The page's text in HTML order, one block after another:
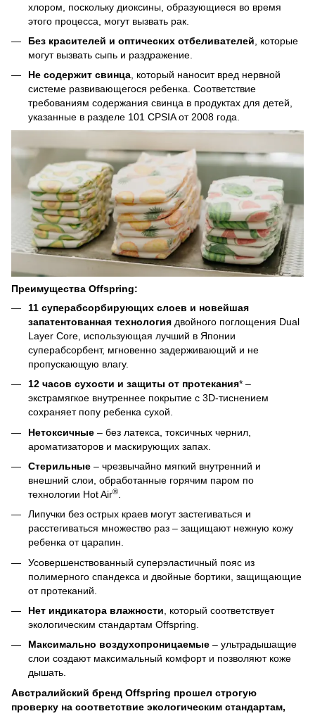
хлором, поскольку диоксины, образующиеся во время
этого процесса, могут вызвать рак.
Без красителей и оптических отбеливателей , которые
могут вызвать сыпь и раздражение.
Не содержит свинца, который наносит вред нервной
системе развивающегося ребенка. Соответствие
требованиям содержания свинца в продуктах для детей,
указанные в разделе 101 CPSIA от 2008 года.
Преимущества Offspring:
11 суперабсорбирующих слоев и новейшая
запатентованная технология двойного поглощения Dual
Layer Core, использующая лучший в Японии
суперабсорбент, мгновенно задерживающий и не
пропускающую влагу.
12 часов сухости и защиты от протекания* –
экстрамягкое внутреннее покрытие с 3D-тиснением
сохраняет попу ребенка сухой.
Нетоксичные – без латекса, токсичных чернил,
ароматизаторов и маскирующих запах.
Стерильные – чрезвычайно мягкий внутренний и
внешний слои, обработанные горячим паром по
технологии Hot Air®
Липучки без острых краев могут застегиваться и
расстегиваться множество раз – защищают нежную кожу
ребенка от царапин.
Усовершенствованный суперэластичный пояс из
полимерного спандекса и двойные бортики, защищающие
от протеканий.
Нет индикатора влажности , который соответствует
экологическим стандартам Offspring.
Максимально воздухопроницаемые – ультрадышащие
слои создают максимальный комфорт и позволяют коже
дышать.
Австралийский бренд Offspring прошел строгую
проверку на соответствие экологическим стандартам,